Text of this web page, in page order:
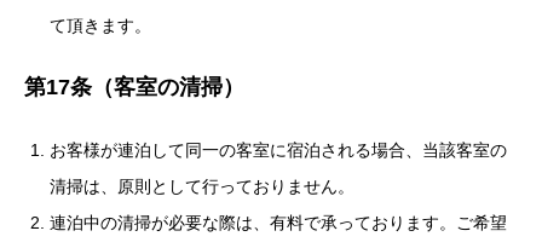
て頂きます。
第17条（客室の清掃）
お客様が連泊して同一の客室に宿泊される場合、当該客室の
清掃は、原則として行っておりません。
連泊中の清掃が必要な際は、有料で承っております。ご希望